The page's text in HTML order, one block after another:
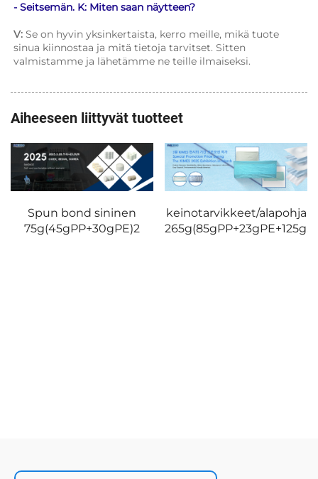
- Seitsemän. K: Miten saan näytteen?
V: Se on hyvin yksinkertaista, kerro meille, mikä tuote
sinua kiinnostaa ja mitä tietoja tarvitset. Sitten
valmistamme ja lähetämme ne teille ilmaiseksi.
Aiheeseen liittyvät tuotteet
keinotarvikkeet/alapohja
265g(85gPP+23gPE+125gSAP+30gPP)3